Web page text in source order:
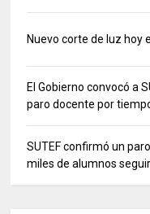
Nuevo corte de luz hoy
El Gobierno convocó a
paro docente por
SUTEF confirmó un
miles de alumnos